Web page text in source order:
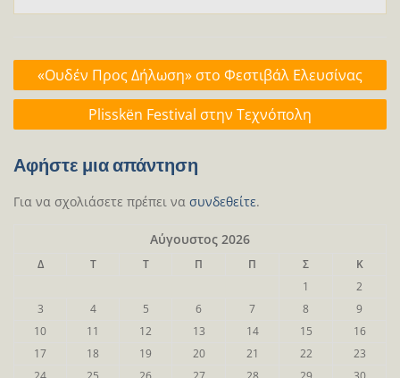
Πλοήγηση
άρθρων
«Ουδέν Προς Δήλωση» στο Φεστιβάλ Ελευσίνας
Plisskën Festival στην Τεχνόπολη
Αφήστε μια απάντηση
Για να σχολιάσετε πρέπει να συνδεθείτε.
Αύγουστος 2026
Δ Τ Τ Π Π Σ
Κ
1
2
3
4 5 6 7 8
9
10
11 12 13 14 15
16
17
18 19 20 21 22
23